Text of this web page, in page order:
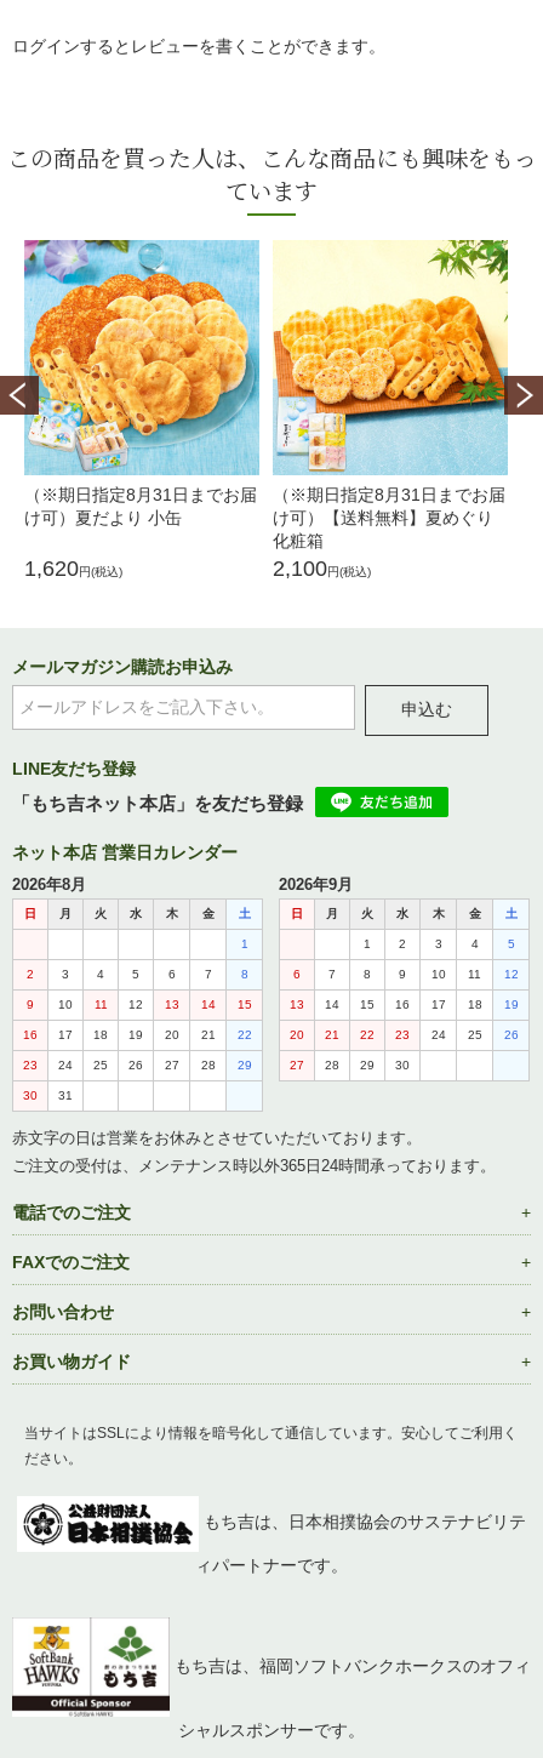
ログインするとレビューを書くことができます。
この商品を買った人は、こんな商品にも興味をもっ
ています
（※期日指定8月31日までお届
け可）夏だより 小缶
1,620円(税込)
（※期日指定8月31日までお届
け可）【送料無料】夏めぐり
化粧箱
2,100円(税込)
メールマガジン購読お申込み
申込む
LINE友だち登録
「もち吉ネット本店」を友だち登録
ネット本店 営業日カレンダー
2026年8月
日 月 火 水 木 金 土
1
2 3 4 5 6 7 8
9 10 11 12 13 14 15
16 17 18 19 20 21 22
23 24 25 26 27 28 29
30 31
2026年9月
日 月 火 水 木 金 土
1 2 3 4 5
6 7 8 9 10 11 12
13 14 15 16 17 18 19
20 21 22 23 24 25 26
27 28 29 30
赤文字の日は営業をお休みとさせていただいております。
ご注文の受付は、メンテナンス時以外365日24時間承っております。
電話でのご注文
FAXでのご注文
お問い合わせ
お買い物ガイド
当サイトはSSLにより情報を暗号化して通信しています。安心してご利用く
ださい。
もち吉は、日本相撲協会のサステナビリテ
ィパートナーです。
もち吉は、福岡ソフトバンクホークスのオフィ
シャルスポンサーです。